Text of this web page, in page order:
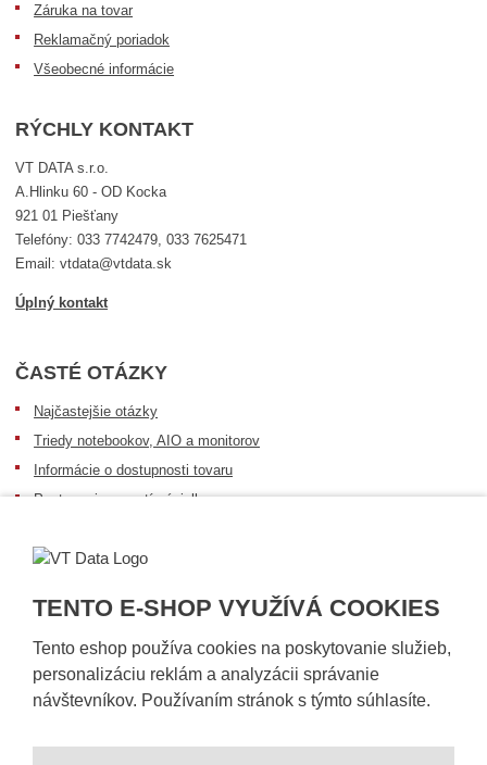
TENTO E-SHOP VYUŽÍVÁ COOKIES
Tento eshop používa cookies na poskytovanie služieb,
personalizáciu reklám a analyzácii správanie
návštevníkov. Používaním stránok s týmto súhlasíte.
Záruka na tovar
Reklamačný poriadok
Všeobecné informácie
RÝCHLY KONTAKT
VT DATA s.r.o.
A.Hlinku 60 - OD Kocka
921 01 Piešťany
Telefóny: 033 7742479, 033 7625471
Email: vtdata@vtdata.sk
Úplný kontakt
ČASTÉ OTÁZKY
Najčastejšie otázky
Triedy notebookov, AIO a monitorov
Informácie o dostupnosti tovaru
Postup pri prevzatí zásielky
Sledovanie zásielok